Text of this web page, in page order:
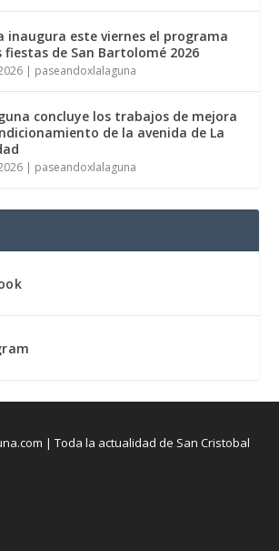
inaugura este viernes el programa
fiestas de San Bartolomé 2026
| paseandoxlalaguna
concluye los trabajos de mejora
de la avenida de La
| paseandoxlalaguna
| Toda la actualidad de San Cristobal